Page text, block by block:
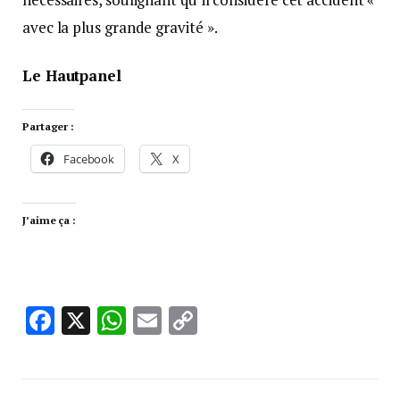
avec la plus grande gravité ».
Le Hautpanel
Partager :
Facebook X
J’aime ça :
Facebook
X WhatsApp
Email